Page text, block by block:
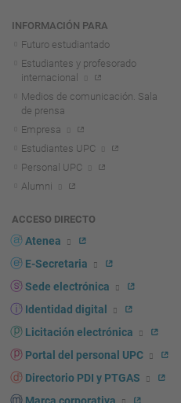
INFORMACIÓN PARA
Futuro estudiantado
Estudiantes y profesorado
internacional
Medios de comunicación. Sala
de prensa
Empresa
Estudiantes UPC
Personal UPC
Alumni
ACCESO DIRECTO
Atenea
E-Secretaria
Sede electrónica
Identidad digital
Licitación electrónica
Portal del personal UPC
Directorio PDI y PTGAS